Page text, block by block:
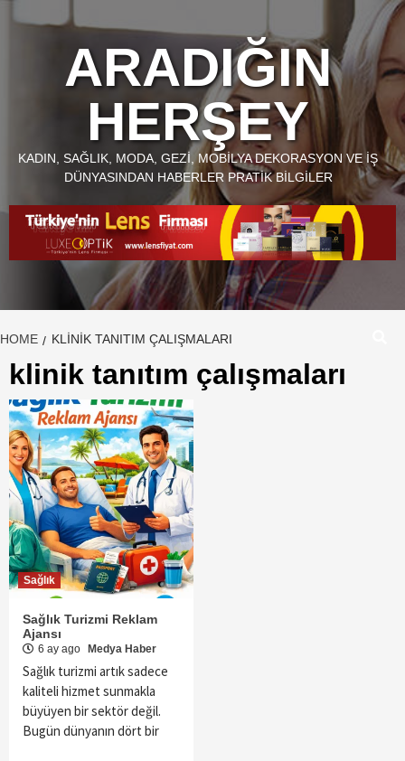
ARADIĞIN
HERŞEY
KADIN, SAĞLIK, MODA, GEZI, MOBILYA DEKORASYON VE İŞ
DÜNYASINDAN HABERLER PRATIK BILGILER
HOME KLINIK TANITIM ÇALIŞMALARI
klinik tanıtım çalışmaları
Sağlık
Sağlık Turizmi Reklam
Ajansı
6 ay ago Medya Haber
Sağlık turizmi artık sadece
kaliteli hizmet sunmakla
büyüyen bir sektör değil.
Bugün dünyanın dört bir